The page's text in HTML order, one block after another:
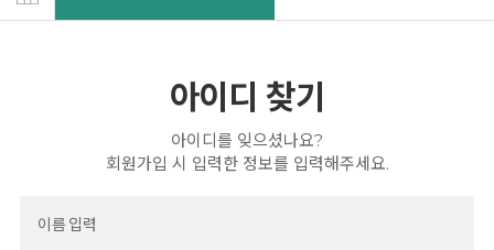
아이디 찾기
아이디를 잊으셨나요?
회원가입 시 입력한 정보를 입력해주세요.